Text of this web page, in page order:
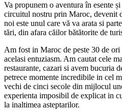
Va propunem o aventura în esente
circuitul nostru prin Maroc, devenit
noi este unul care vă va arata si
tări, din afara căilor bătătorite de
Am fost in Maroc de peste 30 de
acelasi entuziasm. Am cautat cele
restaurante, cazari si avem bucuria
petrece momente incredibile in cel
vechi de cinci secole din mijlocul
experienta imposibil de explicat in
la inaltimea asteptarilor.